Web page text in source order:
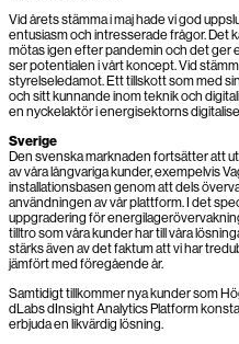
Vid årets stämma i maj hade vi god
entusiasm och intresserade frågor. Det
mötas igen efter pandemin och det ger
ser potentialen i vårt koncept. Vid
styrelseledamot. Ett tillskott som med
och sitt kunnande inom teknik och
en nyckelaktör i energisektorns
Sverige
Den svenska marknaden fortsätter att
av våra långvariga kunder, exempelvis
installationsbasen genom att dels
användningen av vår plattform. I det
uppgradering för
tilltro som våra kunder har till våra
stärks även av det faktum att vi har
jämfört med föregående år.
Samtidigt tillkommer nya kunder som
dLabs dInsight Analytics Platform
erbjuda en likvärdig lösning.